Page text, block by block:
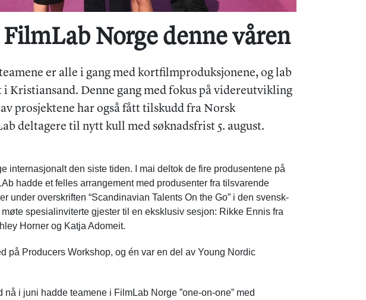
Norge denne våren
er alle i gang med kortfilmproduksjonene, og lab
Kristiansand. Denne gang med fokus på videreutvikling
prosjektene har også fått tilskudd fra Norsk
deltagere til nytt kull med søknadsfrist 5. august.
internasjonalt den siste tiden. I mai deltok de fire produsentene på
hadde et felles arrangement med produsenter fra tilsvarende
under overskriften “Scandinavian Talents On the Go” i den svensk-
spesialinviterte gjester til en eksklusiv sesjon: Rikke Ennis fra
Horner og Katja Adomeit.
på Producers Workshop, og én var en del av Young Nordic
i juni hadde teamene i FilmLab Norge ”one-on-one” med